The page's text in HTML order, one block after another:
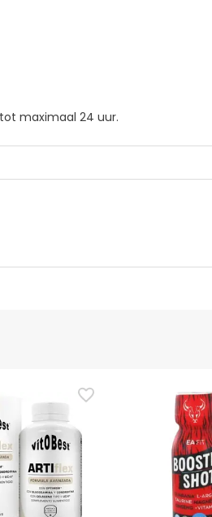
maximaal 24 uur.
bent met cumarine-
te doen.